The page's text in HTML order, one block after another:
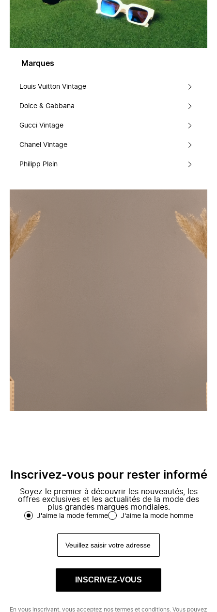
Marques
Louis Vuitton Vintage
Dolce & Gabbana
Gucci Vintage
Chanel Vintage
Philipp Plein
Inscrivez-vous pour rester informé
Soyez le premier à découvrir les nouveautés, les
offres exclusives et les actualités de la mode des
plus grandes marques mondiales.
J'aime la mode femme J'aime la mode homme
INSCRIVEZ-VOUS
En vous inscrivant, vous acceptez nos termes et conditions . Vous pouvez